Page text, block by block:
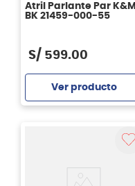
Atril Parlante Par K&M
BK 21459-000-55
S/ 599.00
Ver producto